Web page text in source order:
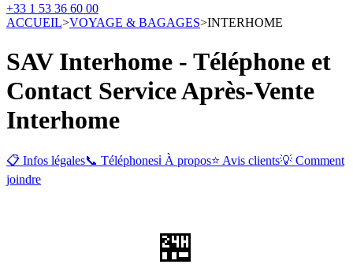
+33 1 53 36 60 00
ACCUEIL>VOYAGE & BAGAGES>INTERHOME
SAV Interhome - Téléphone et
Contact Service Après-Vente
Interhome
📋 Infos légales📞 Téléphonesℹ️ À propos⭐ Avis clients💡 Comment
joindre
🏪